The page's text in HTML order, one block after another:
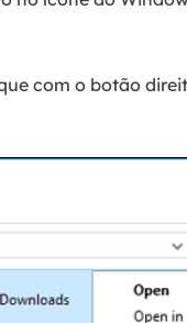
com o botão